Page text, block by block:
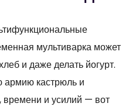
мультиварка может
и даже делать йогурт.
армию кастрюль и
времени и усилий — вот